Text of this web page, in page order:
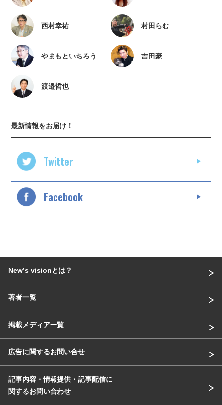
西村幸祐 村田らむ
やまもといちろう 吉田豪
渡邉哲也
最新情報をお届け！
Twitter
Facebook
Newʼs visionとは？
著者一覧
掲載メディア一覧
広告に関するお問い合せ
記事内容・情報提供・記事配信に
関するお問い合わせ